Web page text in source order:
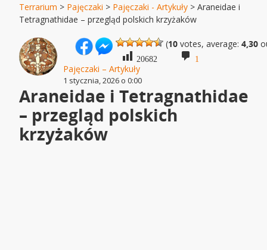
Terrarium > Pajęczaki > Pajęczaki - Artykuły >Araneidae i
Tetragnathidae – przegląd polskich krzyżaków
(10 votes, average:4,30
20682 1
Pajęczaki – Artykuły
1 stycznia, 2026 o 0:00
Araneidae i Tetragnathidae
– przegląd polskich
krzyżaków